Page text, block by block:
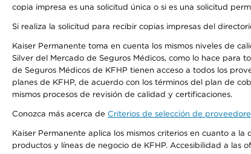
copia impresa es una solicitud única o si es una solicitud
Si realiza la solicitud para recibir copias impresas del
Kaiser Permanente toma en cuenta los mismos niveles de
Silver del Mercado de Seguros Médicos, como lo hace para
de Seguros Médicos de KFHP tienen acceso a todos los
planes de KFHP, de acuerdo con los términos del plan de
mismos procesos de revisión de calidad y certificaciones.
Conozca más acerca de Criterios de selección de
Kaiser Permanente aplica los mismos criterios en cuanto a
productos y líneas de negocio de KFHP. Accesibilidad a las